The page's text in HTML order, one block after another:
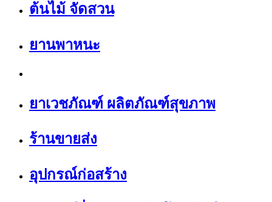
ต้นไม้ จัดสวน
ยานพาหนะ
ยาเวชภัณฑ์ ผลิตภัณฑ์สุขภาพ
ร้านขายส่ง
อุปกรณ์ก่อสร้าง